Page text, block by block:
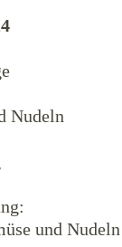
Nudeln
und Nudeln